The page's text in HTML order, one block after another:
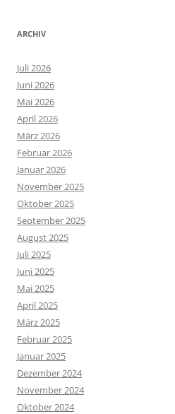
ARCHIV
Juli 2026
Juni 2026
Mai 2026
April 2026
März 2026
Februar 2026
Januar 2026
November 2025
Oktober 2025
September 2025
August 2025
Juli 2025
Juni 2025
Mai 2025
April 2025
März 2025
Februar 2025
Januar 2025
Dezember 2024
November 2024
Oktober 2024